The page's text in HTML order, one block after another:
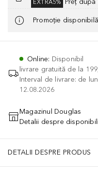
EXTRA5% Preț
Promoție
Online: Disponibil
livrare gratuită de la
Interval de livrare: de
12.08.2026
Magazinul Douglas
Detalii despre
DETALII DESPRE PRODUS